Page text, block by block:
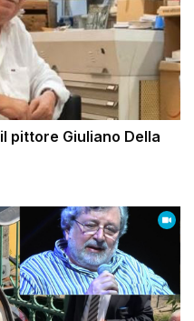
pittore Giuliano Della